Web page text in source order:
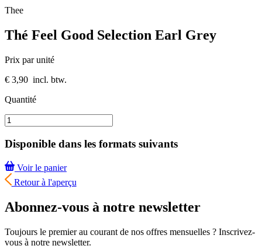
Thee
Thé Feel Good Selection Earl Grey
Prix par unité
€ 3,90 incl. btw.
Quantité
Disponible dans les formats suivants
Voir le panier
Retour à l'aperçu
Abonnez-vous à notre newsletter
Toujours le premier au courant de nos offres mensuelles ? Inscrivez-
vous à notre newsletter.